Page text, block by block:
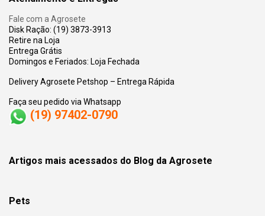
Fale com a Agrosete
Disk Ração: (19) 3873-3913
Retire na Loja
Entrega Grátis
Domingos e Feriados: Loja Fechada
Delivery Agrosete Petshop – Entrega Rápida
Faça seu pedido via Whatsapp
(19) 97402-0790
Artigos mais acessados do Blog da Agrosete
Pets